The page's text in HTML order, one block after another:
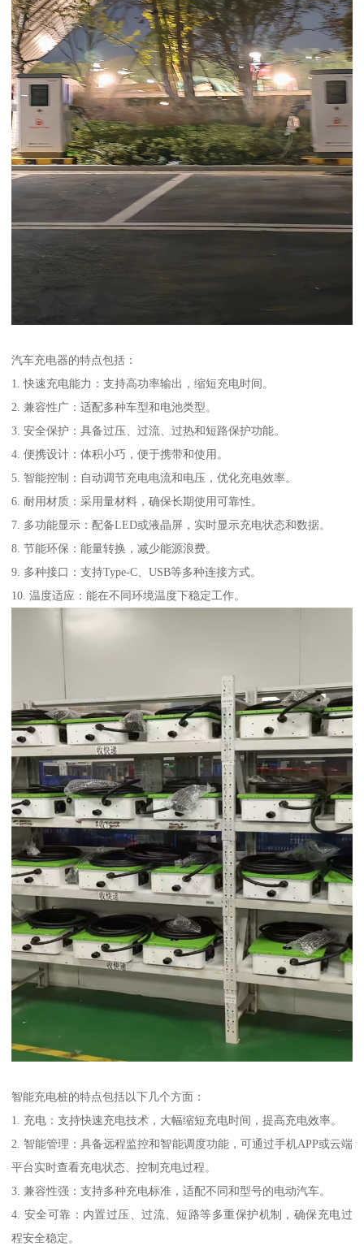
汽车充电器的特点包括：
1. 快速充电能力：支持高功率输出，缩短充电时间。
2. 兼容性广：适配多种车型和电池类型。
3. 安全保护：具备过压、过流、过热和短路保护功能。
4. 便携设计：体积小巧，便于携带和使用。
5. 智能控制：自动调节充电电流和电压，优化充电效率。
6. 耐用材质：采用量材料，确保长期使用可靠性。
7. 多功能显示：配备LED或液晶屏，实时显示充电状态和数据。
8. 节能环保：能量转换，减少能源浪费。
9. 多种接口：支持Type-C、USB等多种连接方式。
10. 温度适应：能在不同环境温度下稳定工作。
智能充电桩的特点包括以下几个方面：
1. 充电：支持快速充电技术，大幅缩短充电时间，提高充电效率。
2. 智能管理：具备远程监控和智能调度功能，可通过手机APP或云端
平台实时查看充电状态、控制充电过程。
3. 兼容性强：支持多种充电标准，适配不同和型号的电动汽车。
4. 安全可靠：内置过压、过流、短路等多重保护机制，确保充电过
程安全稳定。